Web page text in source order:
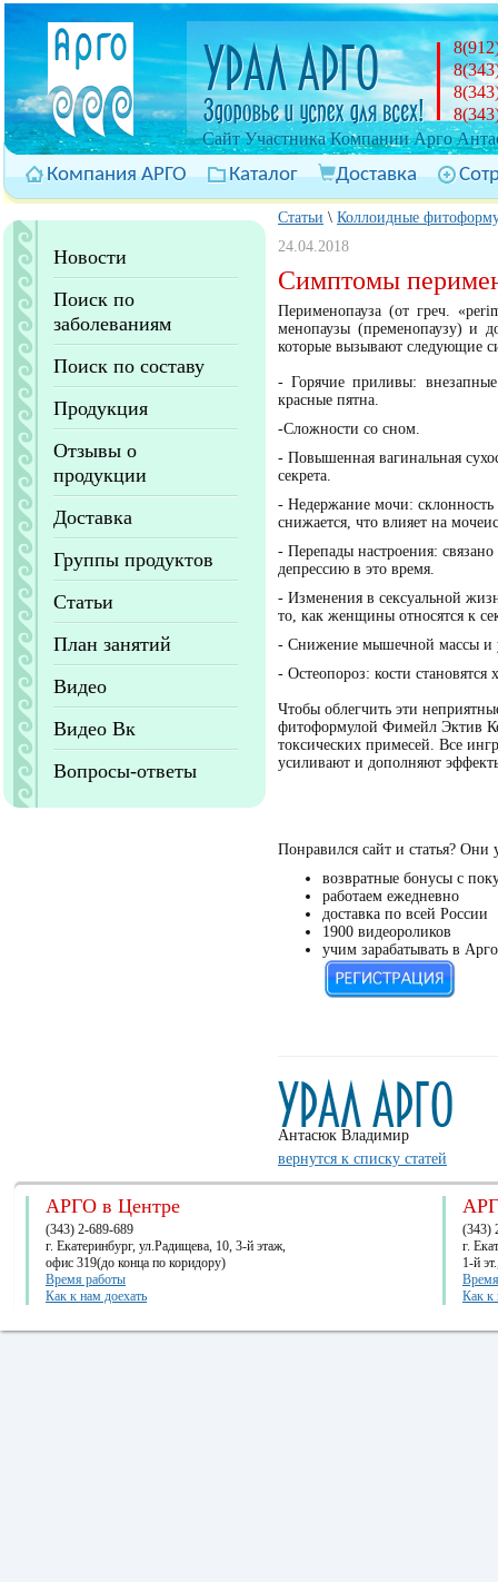
Cайт Участника Компании Арго
Компания АРГО Каталог Доставка
Новости
Поиск по
заболеваниям
Поиск по составу
Продукция
Отзывы о
продукции
Доставка
Группы продуктов
Статьи
План занятий
Видео
Видео Вк
Вопросы-ответы
Статьи \ Коллоидные
24.04.2018
Симптомы
Перименопауза (от греч.
менопаузы (пременопаузу) и
которые вызывают следующие
- Горячие приливы:
красные пятна.
-Сложности со сном.
- Повышенная вагинальная
секрета.
- Недержание мочи:
снижается, что влияет на
- Перепады настроения:
депрессию в это время.
- Изменения в сексуальной
то, как женщины относятся к
- Снижение мышечной массы и
- Остеопороз: кости
Чтобы облегчить эти
фитоформулой Фимейл Эктив
токсических примесей. Все
усиливают и дополняют
Понравился сайт и статья? Они
возвратные бонусы с
работаем ежедневно
доставка по всей России
1900 видеороликов
учим зарабатывать в Арго
Антасюк Владимир
вернутся к списку статей
АРГО в Центре
(343) 2-689-689
г. Екатеринбург, ул.Радищева, 10, 3-й этаж,
офис 319(до конца по коридору)
Время работы
Как к нам доехать
(343)
г.
1-й
Как к